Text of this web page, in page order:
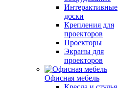
Интерактивные
доски
Крепления для
проекторов
Проекторы
Экраны для
проекторов
Офисная мебель